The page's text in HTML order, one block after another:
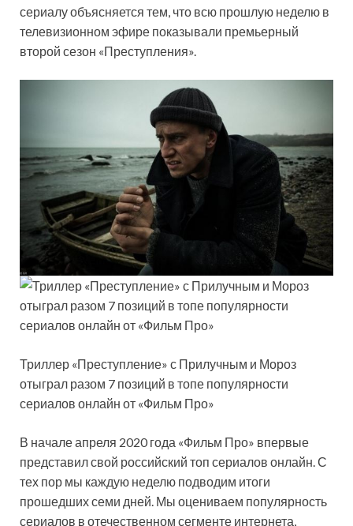
сериалу объясняется тем, что всю прошлую неделю в
телевизионном эфире показывали премьерный
второй сезон «Преступления».
Триллер «Преступление» с Прилучным и Мороз
отыграл разом 7 позиций в топе популярности
сериалов онлайн от «Фильм Про»
В начале апреля 2020 года «Фильм Про» впервые
представил свой российский топ сериалов онлайн. С
тех пор мы каждую неделю подводим итоги
прошедших семи дней. Мы оцениваем популярность
сериалов в отечественном сегменте интернета,